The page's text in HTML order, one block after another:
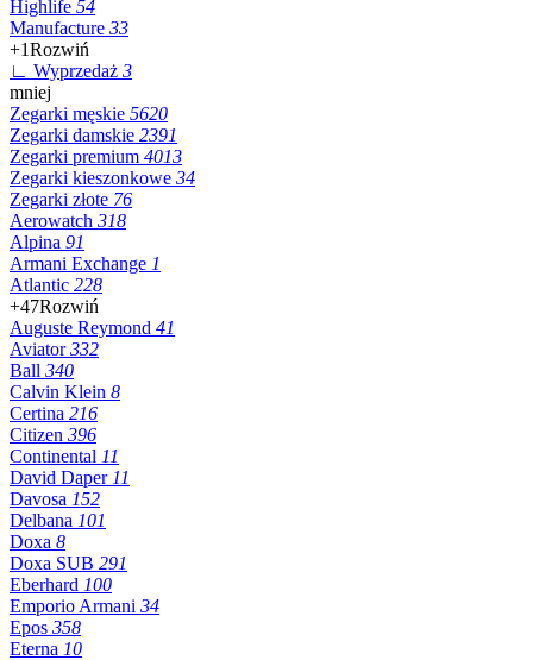
Highlife 54
Manufacture 33
+1Rozwiń
∟ Wyprzedaż 3
mniej
Zegarki męskie 5620
Zegarki damskie 2391
Zegarki premium 4013
Zegarki kieszonkowe 34
Zegarki złote 76
Aerowatch 318
Alpina 91
Armani Exchange 1
Atlantic 228
+47Rozwiń
Auguste Reymond 41
Aviator332
Ball 340
Calvin Klein 8
Certina 216
Citizen 396
Continental 11
David Daper 11
Davosa 152
Delbana 101
Doxa 8
Doxa SUB 291
Eberhard 100
Emporio Armani 34
Epos 358
Eterna 10